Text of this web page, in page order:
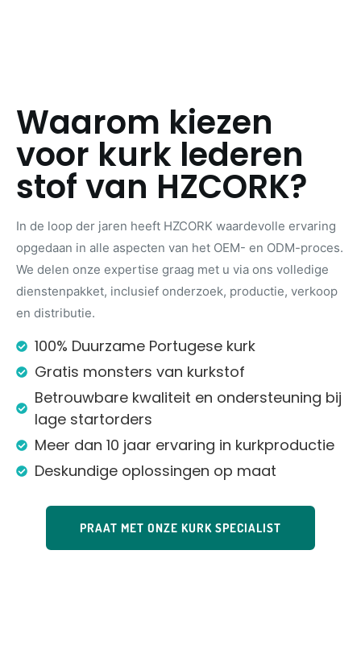
Waarom kiezen
voor kurk lederen
stof van HZCORK?
In de loop der jaren heeft HZCORK waardevolle ervaring
opgedaan in alle aspecten van het OEM- en ODM-proces.
We delen onze expertise graag met u via ons volledige
dienstenpakket, inclusief onderzoek, productie, verkoop
en distributie.
100% Duurzame Portugese kurk
Gratis monsters van kurkstof
Betrouwbare kwaliteit en ondersteuning bij
lage startorders
Meer dan 10 jaar ervaring in kurkproductie
Deskundige oplossingen op maat
PRAAT MET ONZE KURK SPECIALIST